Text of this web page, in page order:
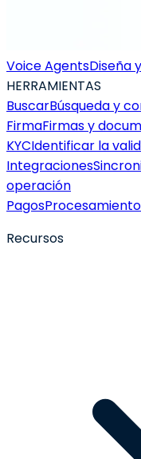
Voice AgentsDiseña
HERRAMIENTAS
BuscarBúsqueda y
FirmaFirmas y
KYCIdentificar la
Integraciones
operación
Pagos
Recursos